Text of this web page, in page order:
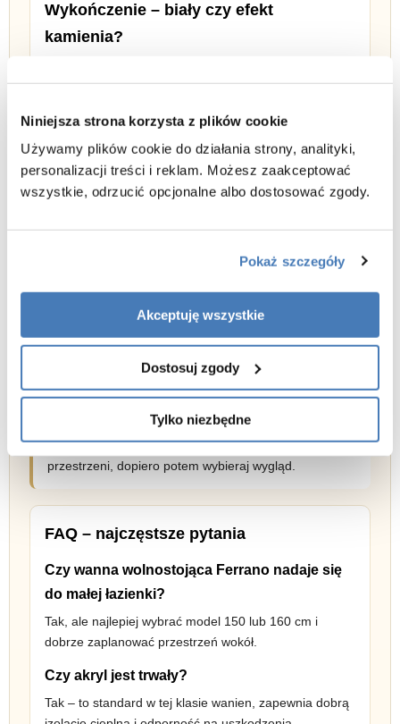
Niniejsza strona korzysta z plików cookie
Używamy plików cookie do działania strony, analityki,
personalizacji treści i reklam. Możesz zaakceptować
wszystkie, odrzucić opcjonalne albo dostosować zgody.
Pokaż szczegóły
Akceptuję wszystkie
Dostosuj zgody
Tylko niezbędne
Wykończenie – biały czy efekt
kamienia?
imitującemarmurlub kamień
z dekoracyjną strukturą zewnętrzną
w wersjiNature
centralnym elementem łazienki.
Jak wybrać wannę Ferrano w praktyce?
nowoczesny styl → wersja Slim lub Nature
Najważniejsze: najpierw dopasuj rozmiar do
przestrzeni, dopiero potem wybieraj wygląd.
FAQ – najczęstsze pytania
Czy wanna wolnostojąca Ferrano nadaje się
do małej łazienki?
Tak, ale najlepiej wybrać model 150 lub 160 cm i
dobrze zaplanować przestrzeń wokół.
Czy akryl jest trwały?
Tak – to standard w tej klasie wanien, zapewnia dobrą